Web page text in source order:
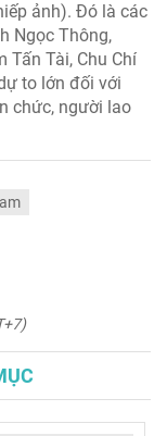
ảnh). Đó là các
Ngọc Thông,
Tấn Tài, Chu Chí
to lớn đối với
chức, người lao